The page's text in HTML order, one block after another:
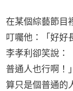
在某個綜藝節目
叮囑他：「好好
李孝利卻笑說：
普通人也行啊！
算只是個普通的